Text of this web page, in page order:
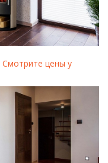
Смотрите цены у